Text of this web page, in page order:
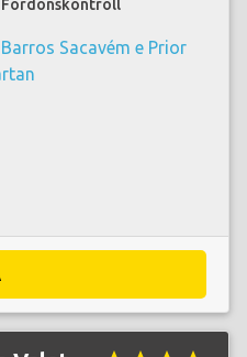
Fordonskontroll
Sacavém e Prior